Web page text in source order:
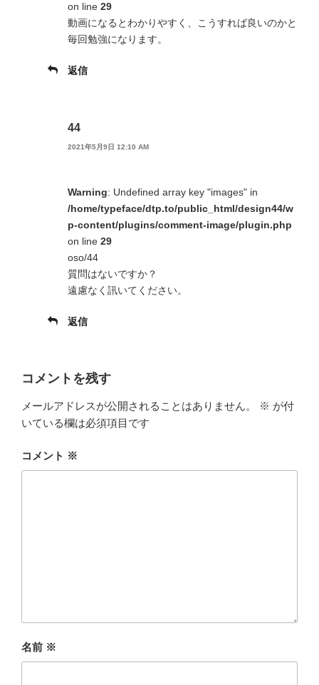
on line 29
動画になるとわかりやすく、こうすれば良いのかと
毎回勉強になります。
返信
44
2021年5月9日 12:10 AM
Warning: Undefined array key "images" in
/home/typeface/dtp.to/public_html/design44/w
p-content/plugins/comment-image/plugin.php
on line 29
oso/44
質問はないですか？
遠慮なく訊いてください。
返信
コメントを残す
メールアドレスが公開されることはありません。 ※ が付
いている欄は必須項目です
コメント ※
名前 ※